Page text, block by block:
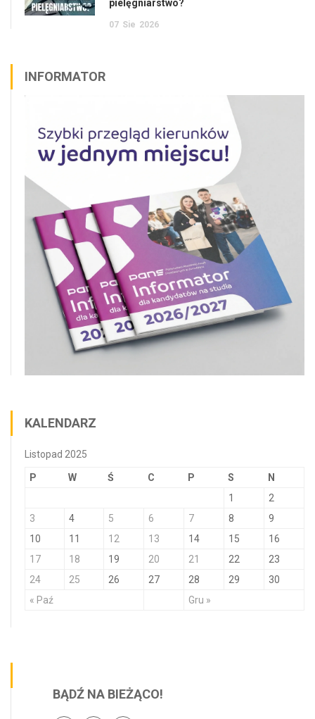
pielęgniarstwo?
07 Sie 2026
INFORMATOR
KALENDARZ
Listopad 2025
P W Ś C P S N
« Paź Gru »
1
2
3
4 5 6 7 8
9
10
11 12 13 14 15
16
17
18 19 20 21 22
23
24
25 26 27 28 29 30
BĄDŹ NA BIEŻĄCO!